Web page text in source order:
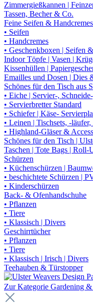
Zimmergießkannen |
Tassen, Becher & Co.
Feine Seifen &
• Seifen
• Handcremes
• Geschenkboxen | Seifen
Indoor Töpfe | Vasen |
Kissenhüllen |
Emailles und Dosen | Dies
Schönes für den Tisch aus
• Eiche | Servier-,
• Servierbretter Standard
• Schiefer | Käse-
• Leinen | Tischsets, -
• Highland-Gläser &
Schönes für den Tisch |
Taschen | Tote Bags | Roll-
Schürzen
• Küchenschürzen |
• beschichtete Schürzen |
• Kinderschürzen
Back- & Ofenhandschuhe
• Pflanzen
• Tiere
• Klassisch | Divers
Geschirrtücher
• Pflanzen
• Tiere
• Klassisch | Irisch | Divers
Teehauben & Türstopper
Zur Kategorie Gardening &